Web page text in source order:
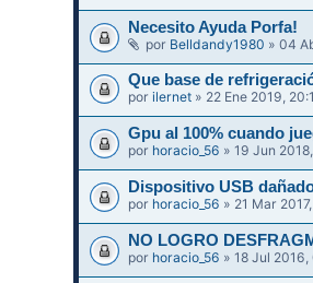
Necesito Ayuda Porfa!
por Belldandy1980 » 04
Que base de
porilernet » 22 Ene 2019,
Gpu al 100% cuando
por horacio_56 » 19 Jun
Dispositivo USB
por horacio_56 » 21 Mar
NO LOGRO
por horacio_56 » 18 Jul 2016,